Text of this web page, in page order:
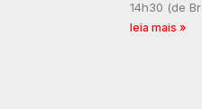
14h30 (de
swell
leia mais »